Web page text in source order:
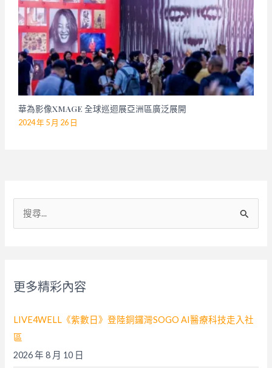
華為影像XMAGE 全球巡迴展亞洲區廣泛展開
2024 年 5 月 26 日
:
更多精彩內容
LIVE4WELL《紫數日》登陸銅鑼灣SOGO AI醫療科技走入社
區
2026 年 8 月 10 日